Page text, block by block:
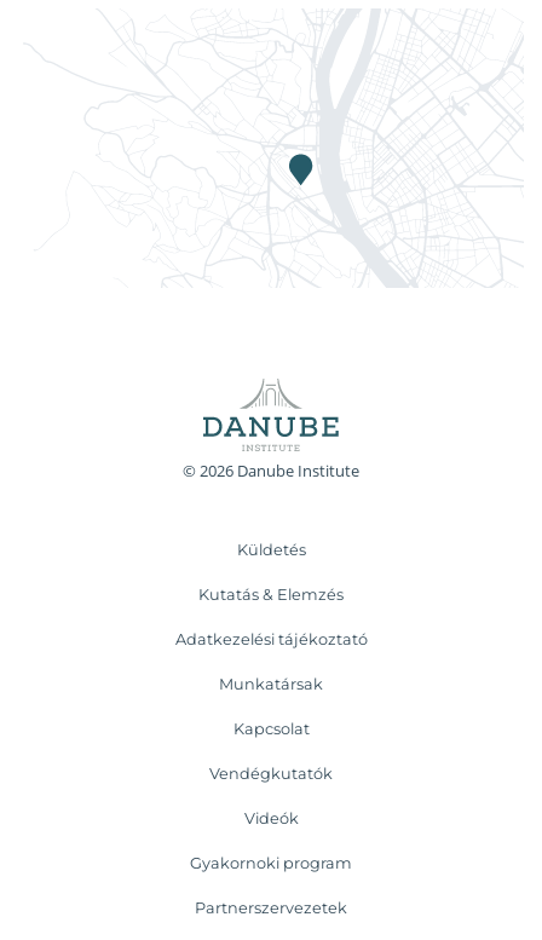
© 2026 Danube Institute
Küldetés
Kutatás & Elemzés
Adatkezelési tájékoztató
Munkatársak
Kapcsolat
Vendégkutatók
Videók
Gyakornoki program
Partnerszervezetek